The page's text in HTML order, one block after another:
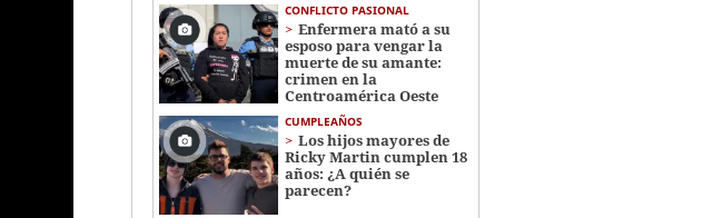
CONFLICTO PASIONAL
Enfermera mató a su
esposo para vengar la
muerte de su amante:
crimen en la
Centroamérica Oeste
CUMPLEAÑOS
Los hijos mayores de
Ricky Martin cumplen 18
años: ¿A quién se
parecen?